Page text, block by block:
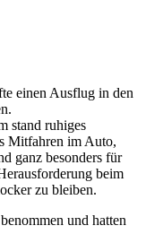
einen Ausflug in den
stand ruhiges
Mitfahren im Auto,
ganz besonders für
beim
zu bleiben.
und hatten